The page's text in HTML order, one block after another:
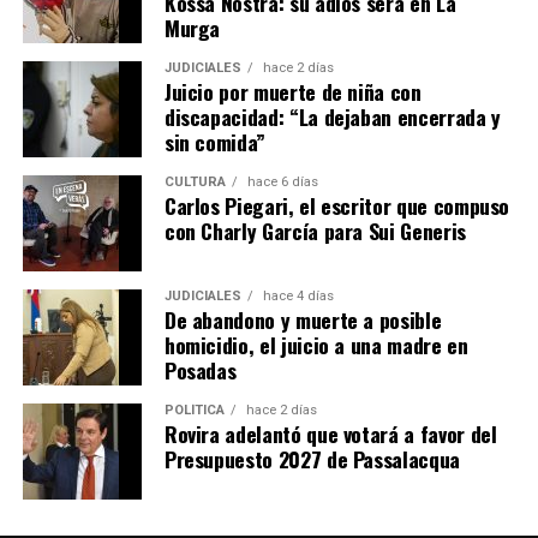
particularidades de las provincias, o que debilite la
protección de las zonas de frontera hídrica, con el
Acuífero Guaraní como patrimonio estratégico
irrenunciable; la custodia de la biodiversidad; el
federalismo real; la educación como motor de
desarrollo; el trabajo, la producción y la innovación, con
el crecimiento equilibrado en los casi 30.000 km² de la
provincia, generando más oportunidades para cerca de
1.300.000 misioneros”.
“Estoy a disposición para llevar la voz del gobierno de
mi provincia al Congreso de la Nación”, señaló Rojas
Decut y finalizó: “Esa es una causa que no admite
grietas, porque la identidad misionera es una forma de
construir futuro poniendo siempre a Misiones en primer
lugar”.
Murga
JUDICIALES hace 2 días
Juicio por muerte de niña con
discapacidad: “La dejaban encerrada y
sin comida”
CULTURA hace 6 días
Carlos Piegari, el escritor que compuso
con Charly García para Sui Generis
JUDICIALES hace 4 días
De abandono y muerte a posible
homicidio, el juicio a una madre en
Posadas
POLÍTICA hace 2 días
Rovira adelantó que votará a favor del
Presupuesto 2027 de Passalacqua